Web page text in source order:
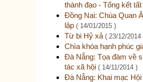
thành đạo - Tổng kết
Đồng Nai: Chùa Quan
lập ( 14/01/2015 )
Từ bi Hỷ xả ( 23/12/2014
Chìa khóa hạnh phúc
Đà Nẵng: Tọa đàm về
tác xã hội ( 14/11/2014 )
Đà Nẵng: Khai mạc